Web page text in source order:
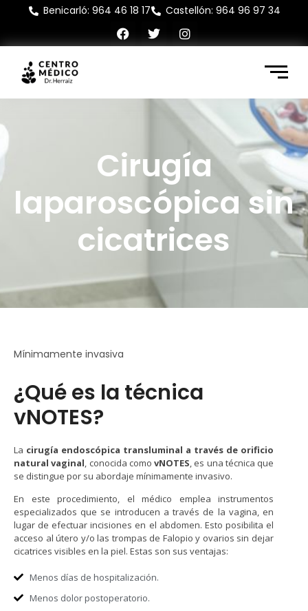
Benicarló: 964 46 18 17 Castellón: 964 96 97 34
Cirugía
laparoscópica sin
cicatrices
Mínimamente invasiva
¿Qué es la técnica
vNOTES?
La cirugía endoscópica transluminal a través de orificio
natural vaginal, conocida como vNOTES, es una técnica que
se distingue por su abordaje mínimamente invasivo.
En este procedimiento, el médico emplea instrumentos
especializados que se introducen a través de la vagina, en
lugar de efectuar incisiones en el abdomen. Esto posibilita el
acceso al útero y/o las trompas de Falopio y ovarios sin dejar
cicatrices visibles en la piel. Estas son sus ventajas:
Menos días de hospitalización.
Menos dolor postoperatorio.